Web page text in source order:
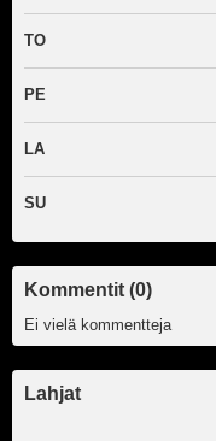
TO
PE
LA
SU
Kommentit (0)
Ei vielä kommentteja
Lahjat